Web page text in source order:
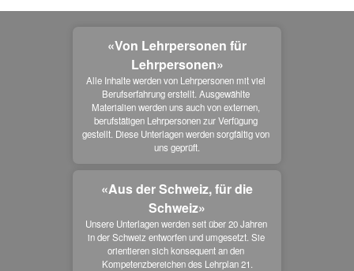
«Von Lehrpersonen für
Lehrpersonen»
Alle Inhalte werden von Lehrpersonen mit viel
Berufserfahrung erstellt. Ausgewählte
Materialien werden uns auch von externen,
berufstätigen Lehrpersonen zur Verfügung
gestellt. Diese Unterlagen werden sorgfältig von
uns geprüft.
«Aus der Schweiz, für die
Schweiz»
Unsere Unterlagen werden seit über 20 Jahren
in der Schweiz entworfen und umgesetzt. Sie
orientieren sich konsequent an den
Kompetenzbereichen des Lehrplan 21.